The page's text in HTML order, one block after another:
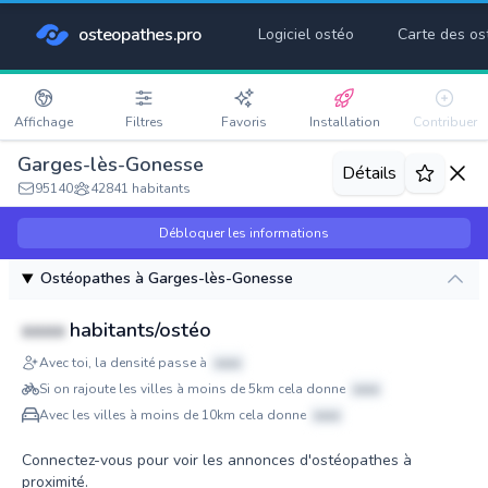
osteopathes.pro Logiciel ostéo Carte des
Affichage Filtres Favoris Installation Contribuer
Garges-lès-Gonesse
95140 42841 habitants
Détails
Débloquer les informations
Ostéopathes à Garges-lès-Gonesse
xxxx habitants/ostéo
Avec toi, la densité passe à
xxxx
Si on rajoute les villes à moins de 5km cela donne
xxxx
Avec les villes à moins de 10km cela donne
xxxx
Connectez-vous pour voir les annonces d'ostéopathes à
proximité.